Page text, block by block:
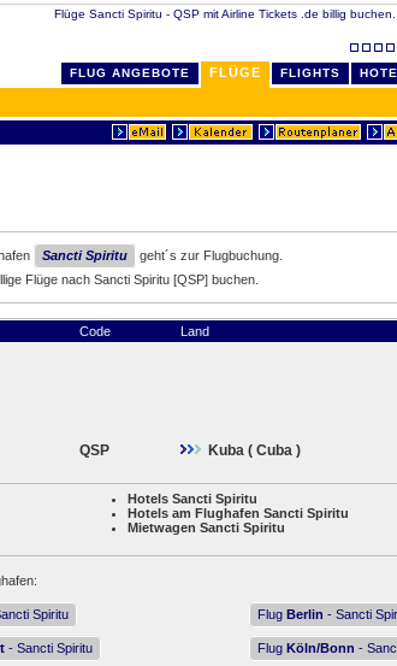
Flüge Sancti Spiritu - QSP mit Airline Tickets .de billig
FLUG ANGEBOTE FLÜGE FLIGHTS
Sancti Spiritu
geht´s zur Flugbuchung.
Flüge nach Sancti Spiritu [QSP] buchen.
Code Land
QSP Kuba ( Cuba )
Hotels Sancti Spiritu
Hotels am Flughafen Sancti Spiritu
Mietwagen Sancti Spiritu
Spiritu Flug Berlin - Sancti
- Sancti Spiritu Flug Köln/Bonn -